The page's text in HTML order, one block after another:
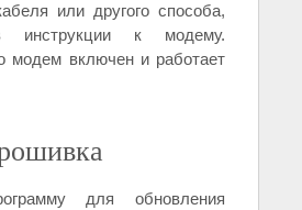
или другого способа,
инструкции к модему.
модем включен и работает
для обновления